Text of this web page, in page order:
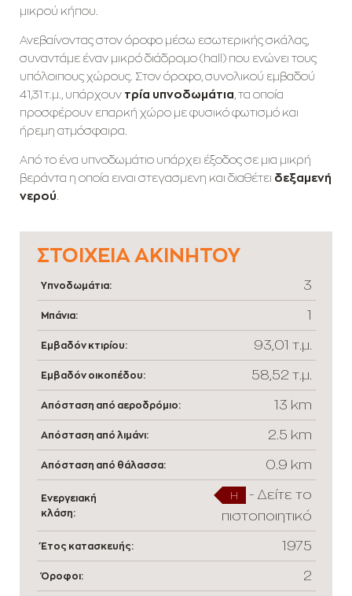
μικρού κήπου.
Ανεβαίνοντας στον όροφο μέσω εσωτερικής σκάλας,
συναντάμε έναν μικρό διάδρομο (hall) που ενώνει τους
υπόλοιπους χώρους. Στον όροφο, συνολικού εμβαδού
41,31 τ.μ., υπάρχουν τρία υπνοδωμάτια , τα οποία
προσφέρουν επαρκή χώρο με φυσικό φωτισμό και
ήρεμη ατμόσφαιρα.
Από το ένα υπνοδωμάτιο υπάρχει έξοδος σε μια μικρή
βεράντα η οποία ειναι στεγασμενη και διαθέτει δεξαμενή
νερού.
Υπνοδωμάτια: 3
Μπάνια: 1
Εμβαδόν κτιρίου: 93,01 τ.μ.
Εμβαδόν οικοπέδου: 58,52 τ.μ.
Απόσταση από αεροδρόμιο: 13 km
Απόσταση από λιμάνι: 2.5 km
Απόσταση από θάλασσα: 0.9 km
Ενεργειακή
κλάση:
H - Δείτε το
πιστοποιητικό
Έτος κατασκευής: 1975
Όροφοι: 2
ΣΤΟΙΧΕΊΑ ΑΚΙΝΉΤΟΥ